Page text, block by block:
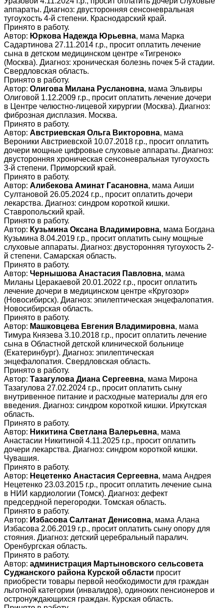
аппараты. Диагноз: двусторонняя сенсоневральная
тугоухость 4-й степени. Краснодарский край.
Принято в работу.
Автор: Юркова Надежда Юрьевна, мама Марка
Садартинова 27.11.2014 г.р., просит оплатить лечение
сына в детском медицинском центре «Тигренок»
(Москва). Диагноз: хроническая болезнь почек 5-й стадии.
Свердловская область.
Принято в работу.
Автор: Олигова Милана Руслановна, мама Эльвиры
Олиговой 1.12.2009 г.р., просит оплатить лечение дочери
в Центре челюстно-лицевой хирургии (Москва). Диагноз:
фиброзная дисплазия. Москва.
Принято в работу.
Автор: Австриевская Ольга Викторовна, мама
Вероники Австриевской 10.07.2018 г.р., просит оплатить
дочери мощные цифровые слуховые аппараты. Диагноз:
двусторонняя хроническая сенсоневральная тугоухость
3-й степени. Приморский край.
Принято в работу.
Автор: Алибекова Аминат Гасановна, мама Аиши
Султановой 26.05.2024 г.р., просит оплатить дочери
лекарства. Диагноз: синдром короткой кишки.
Ставропольский край.
Принято в работу.
Автор: Кузьмина Оксана Владимировна, мама Богдана
Кузьмина 8.04.2019 г.р., просит оплатить сыну мощные
слуховые аппараты. Диагноз: двусторонняя тугоухость 2-
й степени. Самарская область.
Принято в работу.
Автор: Чернышова Анастасия Павловна, мама
Миланы Церакаевой 20.01.2022 г.р., просит оплатить
лечение дочери в медицинском центре «Кругозор»
(Новосибирск). Диагноз: эпилептическая энцефалопатия.
Новосибирская область.
Принято в работу.
Автор: Машковцева Евгения Владимировна, мама
Тимура Князева 3.10.2018 г.р., просит оплатить лечение
сына в Областной детской клинической больнице
(Екатеринбург). Диагноз: эпилептическая
энцефалопатия. Свердловская область.
Принято в работу.
Автор: Тазагулова Диана Сергеевна, мама Мирона
Тазагулова 27.02.2024 г.р., просит оплатить сыну
внутривенное питание и расходные материалы для его
введения. Диагноз: синдром короткой кишки. Иркутская
область.
Принято в работу.
Автор: Никитина Светлана Валерьевна, мама
Анастасии Никитиной 4.11.2025 г.р., просит оплатить
дочери лекарства. Диагноз: синдром короткой кишки.
Чувашия.
Принято в работу.
Автор: Нецетенко Анастасия Сергеевна, мама Андрея
Нецетенко 23.03.2015 г.р., просит оплатить лечение сына
в НИИ кардиологии (Томск). Диагноз: дефект
предсердной перегородки. Томская область.
Принято в работу.
Автор: Избасова Салтанат Денисовна, мама Алана
Избасова 2.06.2019 г.р., просит оплатить сыну опору для
стояния. Диагноз: детский церебральный паралич.
Оренбургская область.
Принято в работу.
Автор: администрация Мартыновского сельсовета
Суджанского района Курской области просит
приобрести товары первой необходимости для граждан
льготной категории (инвалидов), одиноких пенсионеров и
остронуждающихся граждан. Курская область.